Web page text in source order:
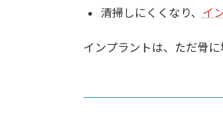
清掃しにくくなり、 イ
インプラントは、ただ骨